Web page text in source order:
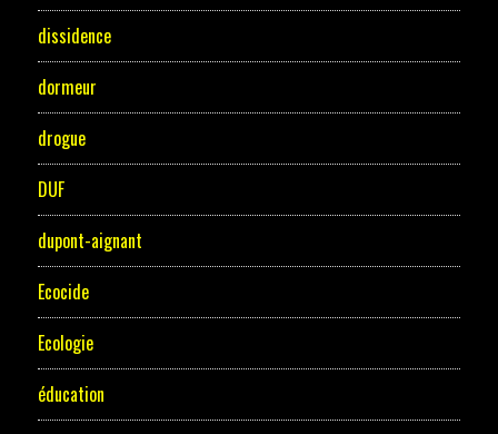
dissidence
dormeur
drogue
DUF
dupont-aignant
Ecocide
Ecologie
éducation